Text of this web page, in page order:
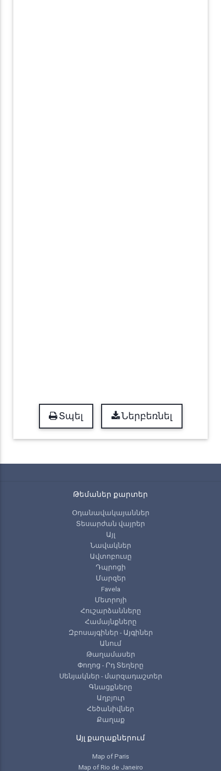
Տպել Ներբեռնել
Թեմաներ քարտեր
Օդանավակայաններ
Տեսարժան վայրեր
Այլ
Նավակներ
Ավտոբուսը
Դպրոցի
Մարզեր
Favela
Մետրոյի
Հուշարձանները
Համայնքները
Զբոսայգիներ - Այգիներ
Անում
Թաղամասեր
Փողոց - Րդ Տեղերը
Սենյակներ - մարզադաշտեր
Գնացքները
Աղբյուր
Հեծանիվներ
Քաղաք
Այլ քաղաքներում
Map of Paris
Map of Rio de Janeiro